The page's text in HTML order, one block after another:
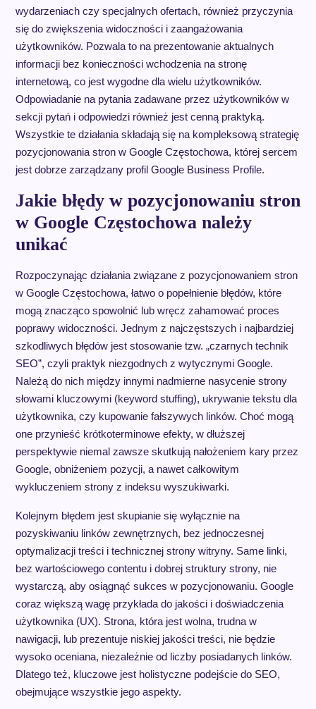
wydarzeniach czy specjalnych ofertach, również przyczynia
się do zwiększenia widoczności i zaangażowania
użytkowników. Pozwala to na prezentowanie aktualnych
informacji bez konieczności wchodzenia na stronę
internetową, co jest wygodne dla wielu użytkowników.
Odpowiadanie na pytania zadawane przez użytkowników w
sekcji pytań i odpowiedzi również jest cenną praktyką.
Wszystkie te działania składają się na kompleksową strategię
pozycjonowania stron w Google Częstochowa, której sercem
jest dobrze zarządzany profil Google Business Profile.
Jakie błędy w pozycjonowaniu stron
w Google Częstochowa należy
unikać
Rozpoczynając działania związane z pozycjonowaniem stron
w Google Częstochowa, łatwo o popełnienie błędów, które
mogą znacząco spowolnić lub wręcz zahamować proces
poprawy widoczności. Jednym z najczęstszych i najbardziej
szkodliwych błędów jest stosowanie tzw. „czarnych technik
SEO”, czyli praktyk niezgodnych z wytycznymi Google.
Należą do nich między innymi nadmierne nasycenie strony
słowami kluczowymi (keyword stuffing), ukrywanie tekstu dla
użytkownika, czy kupowanie fałszywych linków. Choć mogą
one przynieść krótkoterminowe efekty, w dłuższej
perspektywie niemal zawsze skutkują nałożeniem kary przez
Google, obniżeniem pozycji, a nawet całkowitym
wykluczeniem strony z indeksu wyszukiwarki.
Kolejnym błędem jest skupianie się wyłącznie na
pozyskiwaniu linków zewnętrznych, bez jednoczesnej
optymalizacji treści i technicznej strony witryny. Same linki,
bez wartościowego contentu i dobrej struktury strony, nie
wystarczą, aby osiągnąć sukces w pozycjonowaniu. Google
coraz większą wagę przykłada do jakości i doświadczenia
użytkownika (UX). Strona, która jest wolna, trudna w
nawigacji, lub prezentuje niskiej jakości treści, nie będzie
wysoko oceniana, niezależnie od liczby posiadanych linków.
Dlatego też, kluczowe jest holistyczne podejście do SEO,
obejmujące wszystkie jego aspekty.